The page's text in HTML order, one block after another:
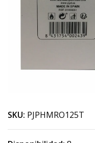
SKU: PJPHMRO125T